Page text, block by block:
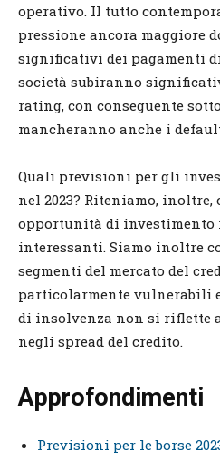
operativo. Il tutto
pressione ancora maggiore
significativi dei pagamenti
società subiranno
rating, con conseguente
mancheranno anche i
Quali previsioni per gli
nel 2023? Riteniamo, inoltre,
opportunità di investimento
interessanti. Siamo inoltre
segmenti del mercato del
particolarmente vulnerabili
di insolvenza non si riflette
negli spread del credito.
Approfondimenti
Previsioni per le borse